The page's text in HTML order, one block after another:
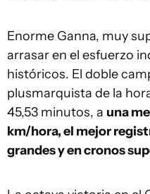
Enorme Ganna, muy
arrasar en el esfuerzo
históricos. El doble
plusmarquista de la
45,53 minutos, a una
km/hora, el mejor
grandes y en cronos